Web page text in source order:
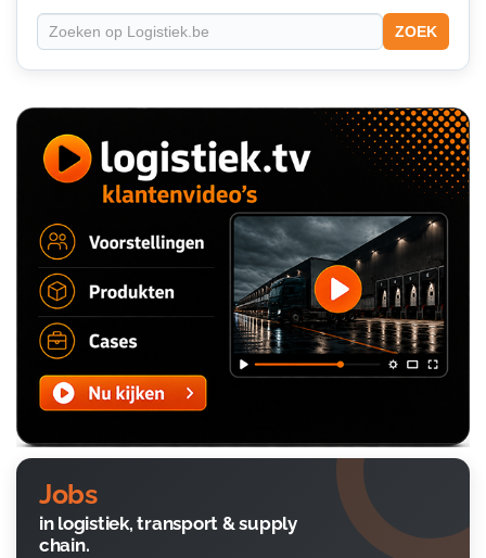
ZOEK
Jobs
in logistiek, transport & supply
chain.